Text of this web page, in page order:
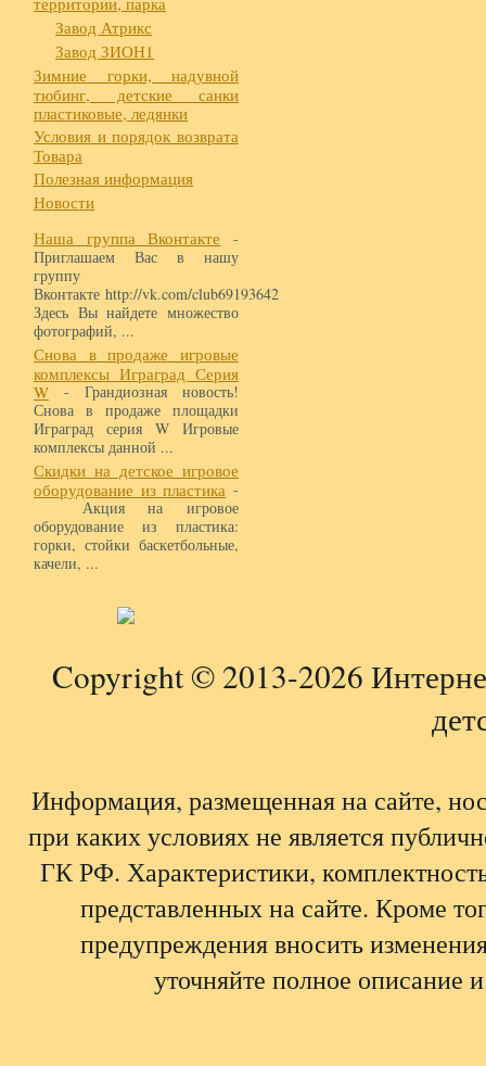
Завод Атрикс
Завод ЗИОН1
Зимние горки, надувной
тюбинг, детские санки
пластиковые, ледянки
Условия и порядок возврата
Товара
Полезная информация
Новости
Наша группа Вконтакте -
Приглашаем Вас в нашу
группу
Вконтакте http://vk.com/club69193642
Здесь Вы найдете множество
фотографий, ...
Снова в продаже игровые
комплексы Играград Серия
W - Грандиозная новость!
Снова в продаже площадки
Играград серия W Игровые
комплексы данной ...
Скидки на детское игровое
оборудование из пластика -
Акция на игровое
оборудование из пластика:
горки, стойки баскетбольные,
качели, ...
Copyright © 2013-2026
Информация, размещенная на сайте,
при каких условиях не является
ГК РФ. Характеристики,
представленных на сайте. Кроме
предупреждения вносить
уточняйте полное описание